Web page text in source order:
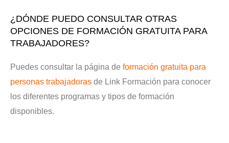
¿DÓNDE PUEDO CONSULTAR OTRAS
OPCIONES DE FORMACIÓN GRATUITA PARA
TRABAJADORES?
Puedes consultar la página de formación gratuita para
personas trabajadoras de Link Formación para conocer
los diferentes programas y tipos de formación
disponibles.